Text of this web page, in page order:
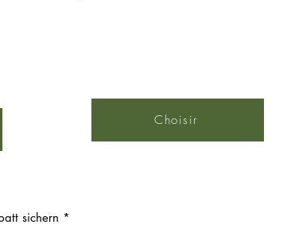
Choisir
sichern